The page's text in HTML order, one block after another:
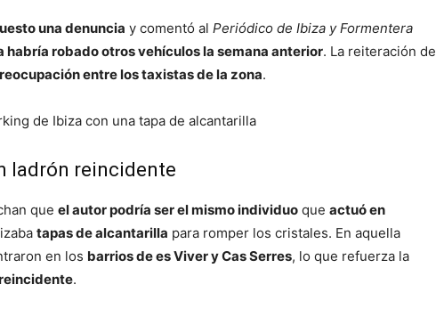
una denuncia y comentó al Periódico de Ibiza y Formentera
habría robado otros vehículos la semana anterior. La reiteración de
entre los taxistas de la zona.
ladrón reincidente
que el autor podría ser el mismo individuo que actuó en
tapas de alcantarilla para romper los cristales. En aquella
en los barrios de es Viver y Cas Serres, lo que refuerza la
.